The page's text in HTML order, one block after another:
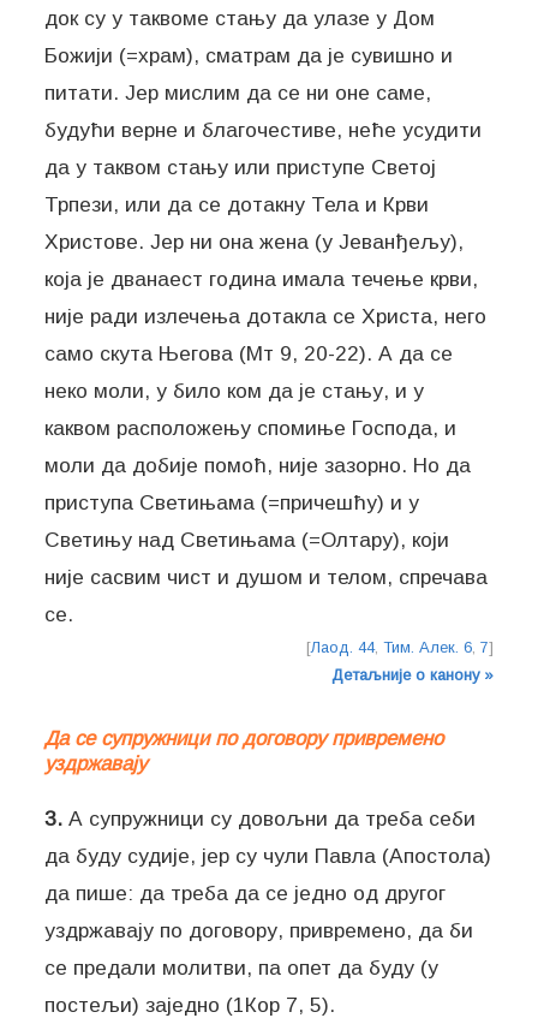
док су у таквоме стању да улазе у Дом
Божији (=храм), сматрам да је сувишно и
питати. Јер мислим да се ни оне саме,
будући верне и благочестиве, неће усудити
да у таквом стању или приступе Светој
Трпези, или да се дотакну Тела и Крви
Христове. Јер ни она жена (у Јеванђељу),
која је дванаест година имала течење крви,
није ради излечења дотакла се Христа, него
само скута Његова (Мт 9, 20-22). А да се
неко моли, у било ком да је стању, и у
каквом расположењу спомиње Господа, и
моли да добије помоћ, није зазорно. Но да
приступа Светињама (=причешћу) и у
Светињу над Светињама (=Олтару), који
није сасвим чист и душом и телом, спречава
се.
[Лаод. 44, Тим. Алек. 6, 7]
Детаљније о канону »
Да се супружници по договору привремено
уздржавају
3. А супружници су довољни да треба себи
да буду судије, јер су чули Павла (Апостола)
да пише: да треба да се једно од другог
уздржавају по договору, привремено, да би
се предали молитви, па опет да буду (у
постељи) заједно (1Кор 7, 5).